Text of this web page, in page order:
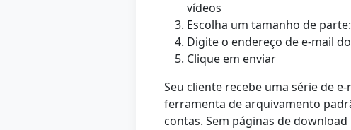
vídeos
Escolha um tamanho de
Digite o endereço de e-mail
Clique em enviar
Seu cliente recebe uma série de
ferramenta de arquivamento
contas. Sem páginas de